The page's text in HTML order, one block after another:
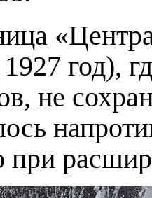
год),
не
при